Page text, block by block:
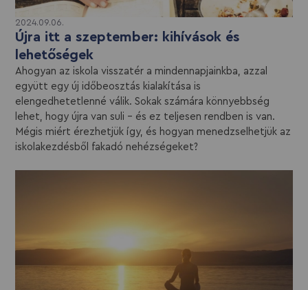
2024.09.06.
Újra itt a szeptember: kihívások és
lehetőségek
Ahogyan az iskola visszatér a mindennapjainkba, azzal
együtt egy új időbeosztás kialakítása is
elengedhetetlenné válik. Sokak számára könnyebbség
lehet, hogy újra van suli – és ez teljesen rendben is van.
Mégis miért érezhetjük így, és hogyan menedzselhetjük az
iskolakezdésből fakadó nehézségeket?